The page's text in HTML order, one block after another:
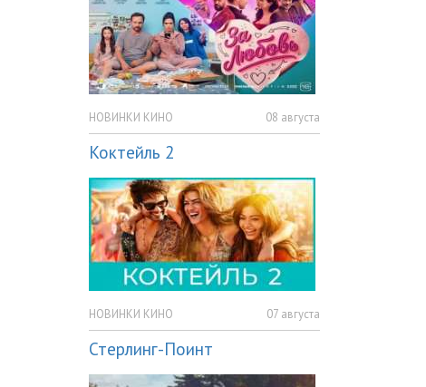
НОВИНКИ КИНО 08 августа
Коктейль 2
НОВИНКИ КИНО 07 августа
Стерлинг-Поинт